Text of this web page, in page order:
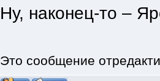
Ну, наконец-то –
Это сообщение